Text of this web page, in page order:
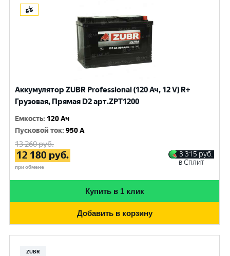
Аккумулятор ZUBR Professional (120 Ач, 12 V) R+
Грузовая, Прямая D2 арт.ZPT1200
Емкость: 120 Ач
Пусковой ток:950 A
13 260руб.
12 180 руб.
при обмене
3 315 руб.
в Сплит
Купить в 1 клик
Добавить в корзину
ZUBR